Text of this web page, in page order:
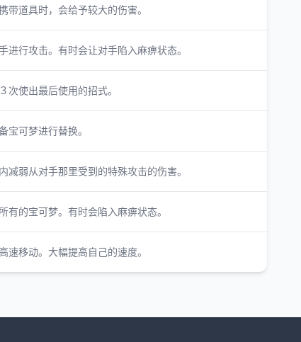
带道具时，会给予较大的伤害。
进行攻击。有时会让对手陷入麻痹状态。
次使出最后使用的招式。
宝可梦进行替换。
减弱从对手那里受到的特殊攻击的伤害。
有的宝可梦。有时会陷入麻痹状态。
速移动。大幅提高自己的速度。